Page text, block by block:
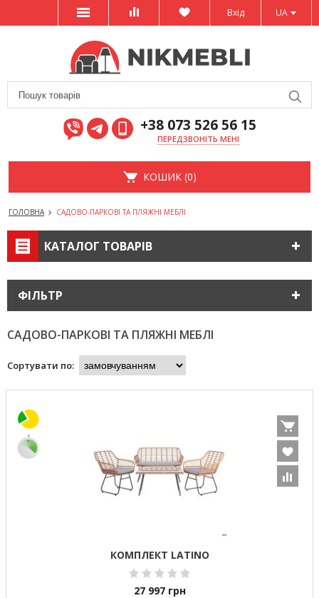
UA
Вхід
+38 073 526 56 15
ПЕРЕДЗВОНІТЬ МЕНІ
КОШИК (0)
ГОЛОВНА САДОВО-ПАРКОВІ ТА ПЛЯЖНІ МЕБЛІ
КАТАЛОГ ТОВАРІВ
ФІЛЬТР
САДОВО-ПАРКОВІ ТА ПЛЯЖНІ МЕБЛІ
Сортувати по:
КОМПЛЕКТ LATINO
27 997 грн